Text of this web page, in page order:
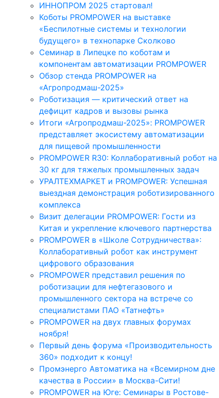
ИННОПРОМ 2025 стартовал!
Коботы PROMPOWER на выставке
«Беспилотные системы и технологии
будущего» в технопарке Сколково
Семинар в Липецке по коботам и
компонентам автоматизации PROMPOWER
Обзор стенда PROMPOWER на
«Агропродмаш-2025»
Роботизация — критический ответ на
дефицит кадров и вызовы рынка
Итоги «Агропродмаш-2025»: PROMPOWER
представляет экосистему автоматизации
для пищевой промышленности
PROMPOWER R30: Коллаборативный робот на
30 кг для тяжелых промышленных задач
УРАЛТЕХМАРКЕТ и PROMPOWER: Успешная
выездная демонстрация роботизированного
комплекса
Визит делегации PROMPOWER: Гости из
Китая и укрепление ключевого партнерства
PROMPOWER в «Школе Сотрудничества»:
Коллаборативный робот как инструмент
цифрового образования
PROMPOWER представил решения по
роботизации для нефтегазового и
промышленного сектора на встрече со
специалистами ПАО «Татнефть»
PROMPOWER на двух главных форумах
ноября!
Первый день форума «Производительность
360» подходит к концу!
Промэнерго Автоматика на «Всемирном дне
качества в России» в Москва-Сити!
PROMPOWER на Юге: Семинары в Ростове-